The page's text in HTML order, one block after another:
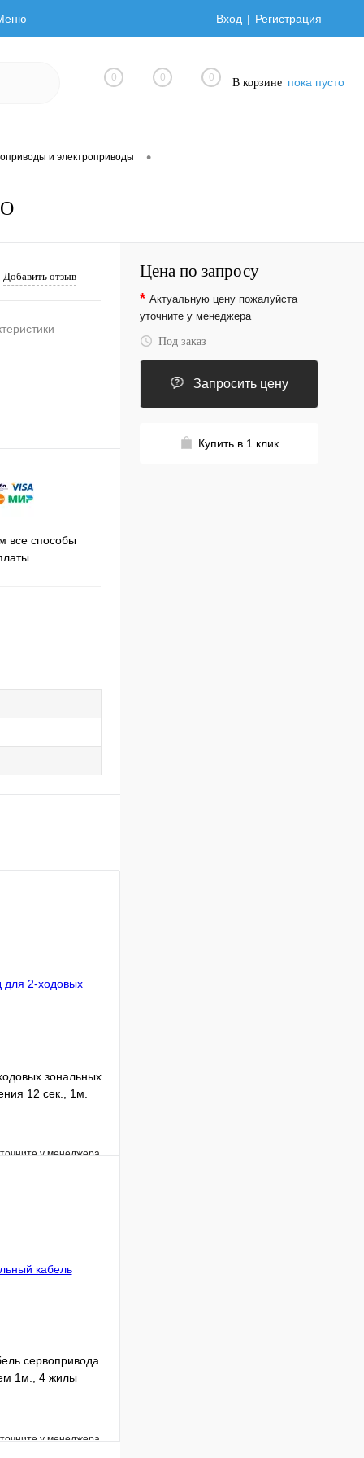
Вход Регистрация
0 0 0 В корзине пока пусто
и электроприводы •
Добавить отзыв
все способы
зональных
12 сек., 1м.
у менеджера
сервопривода
1м., 4 жилы
у менеджера
Цена по запросу
* Актуальную цену пожалуйста
уточните у менеджера
Под заказ
Запросить цену
Купить в 1 клик